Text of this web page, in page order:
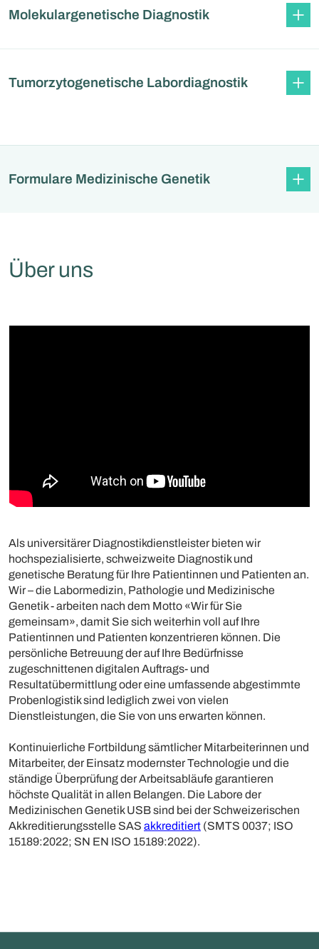
Molekulargenetische Diagnostik
Tumorzytogenetische Labordiagnostik
Formulare Medizinische Genetik
Über uns
Als universitärer Diagnostikdienstleister bieten wir
hochspezialisierte, schweizweite Diagnostik und
genetische Beratung für Ihre Patientinnen und Patienten an.
Wir – die Labormedizin, Pathologie und Medizinische
Genetik - arbeiten nach dem Motto «Wir für Sie
gemeinsam», damit Sie sich weiterhin voll auf Ihre
Patientinnen und Patienten konzentrieren können. Die
persönliche Betreuung der auf Ihre Bedürfnisse
zugeschnittenen digitalen Auftrags- und
Resultatübermittlung oder eine umfassende abgestimmte
Probenlogistik sind lediglich zwei von vielen
Dienstleistungen, die Sie von uns erwarten können.
Kontinuierliche Fortbildung sämtlicher Mitarbeiterinnen und
Mitarbeiter, der Einsatz modernster Technologie und die
ständige Überprüfung der Arbeitsabläufe garantieren
höchste Qualität in allen Belangen. Die Labore der
Medizinischen Genetik USB sind bei der Schweizerischen
Akkreditierungsstelle SAS akkreditiert (SMTS 0037; ISO
15189:2022; SN EN ISO 15189:2022).